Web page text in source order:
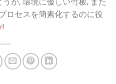
ロセスを簡素化するのに役
!